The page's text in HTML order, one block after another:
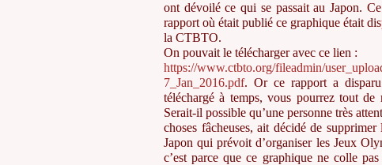
ont dévoilé ce qui se passait au Japon.
rapport où était publié ce graphique était
la CTBTO.
On pouvait le télécharger avec ce lien :
https://www.ctbto.org/fileadmin/
7_Jan_2016.pdf. Or ce rapport a
téléchargé à temps, vous pourrez tout
Serait-il possible qu’une personne très
choses fâcheuses, ait décidé de
Japon qui prévoit d’organiser les Jeux
c’est parce que ce graphique ne colle